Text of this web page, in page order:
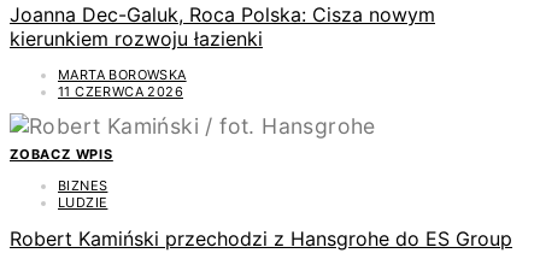
Joanna Dec-Galuk, Roca Polska: Cisza nowym
kierunkiem rozwoju łazienki
MARTA BOROWSKA
11 CZERWCA 2026
ZOBACZ WPIS
BIZNES
LUDZIE
Robert Kamiński przechodzi z Hansgrohe do ES Group